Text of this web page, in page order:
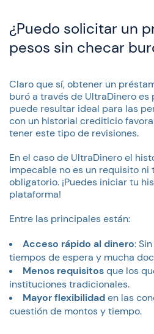
¿Puedo solicitar un
pesos sin checar
Claro que sí, obtener un
buró a través de UltraDinero es
puede resultar ideal para las
con un historial crediticio
tener este tipo de revisiones.
En el caso de UltraDinero el
impecable no es un requisito ni
obligatorio. ¡Puedes iniciar tu
plataforma!
Entre las principales están:
Acceso rápido al dinero:
tiempos de espera y mucha
Menos requisitosque los
instituciones tradicionales.
Mayor flexibilidaden las
cuestión de montos y tiempo.